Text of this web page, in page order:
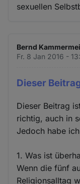
sexuellen
Bernd
Fr. 8 Jan 2016 -
Dieser
Dieser Beitrag
richtig, auch in
Jedoch habe
1. Was ist
Wenn die fünf
Religionsalltag